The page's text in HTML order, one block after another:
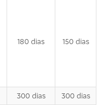
180 dias 150 dias
300 dias 300 dias